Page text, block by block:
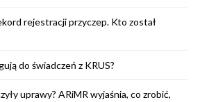
rejestracji przyczep. Kto został
do świadczeń z KRUS?
uprawy? ARiMR wyjaśnia, co zrobić,